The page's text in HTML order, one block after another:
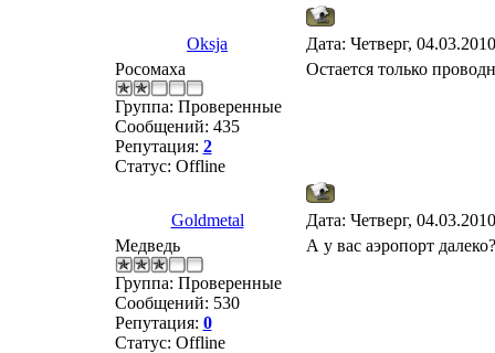
Oksja
Дата: Четверг,
Росомаха
Группа: Проверенные
Сообщений: 435
Репутация: 2
Статус: Offline
Остается только
Goldmetal
Дата: Четверг,
Медведь
Группа: Проверенные
Сообщений: 530
Репутация: 0
Статус: Offline
А у вас аэропорт